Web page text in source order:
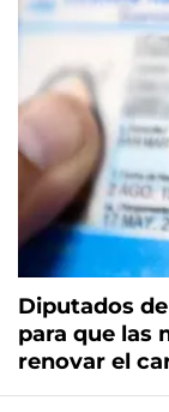
Diputados
para que las
renovar el